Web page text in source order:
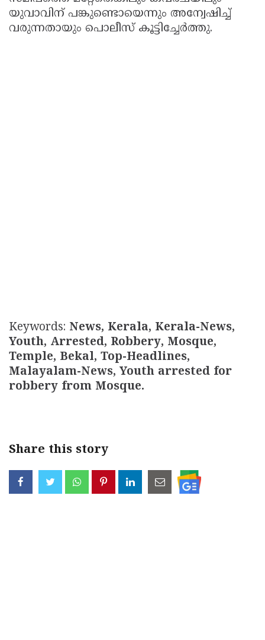
യുവാവിന് പങ്കുണ്ടൊയെന്നും അന്വേഷിച്ച്
വരുന്നതായും പൊലീസ് കൂട്ടിച്ചേര്‍ത്തു.
Keywords: News, Kerala, Kerala-News,
Youth, Arrested, Robbery, Mosque,
Temple, Bekal, Top-Headlines,
Malayalam-News, Youth arrested for
robbery from Mosque.
Share this story